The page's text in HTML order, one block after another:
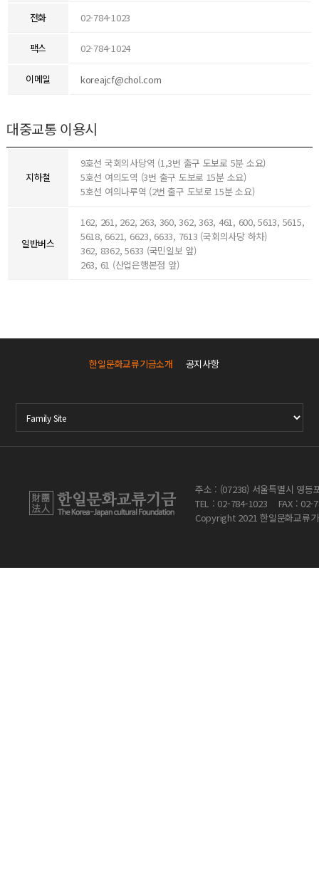
전화 02-784-1023
팩스 02-784-1024
이메일 koreajcf@chol.com
대중교통 이용시
지하철
9호선 국회의사당역 (1,3번 출구 도보로 5분 소요)
5호선 여의도역 (3번 출구 도보로 15분 소요)
5호선 여의나루역 (2번 출구 도보로 15분 소요)
일반버스
162, 261, 262, 263, 360, 362, 363, 461, 600, 5613, 5615,
5618, 6621, 6623, 6633, 7613 (국회의사당 하차)
362, 8362, 5633 (국민일보 앞)
263, 61 (산업은행본점 앞)
한일문화교류기금소개 공지사항
주소 : (07238) 서울특별시 영등
TEL : 02-784-1023
FAX :
Copyright 2021 한일문화교류